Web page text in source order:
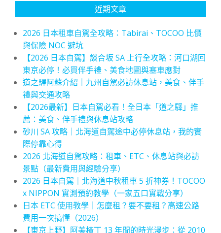
近期文章
2026 日本租車自駕全攻略：Tabirai、TOCOO 比價
與保險 NOC 避坑
【2026 日本自駕】談合坂 SA 上行全攻略：河口湖回
東京必停！必買伴手禮、美食地圖與塞車應對
道之驛阿蘇介紹｜九州自駕必訪休息站，美食、伴手
禮與交通攻略
【2026最新】日本自駕必看！全日本「道之驛」推
薦：美食、伴手禮與休息站攻略
砂川 SA 攻略｜北海道自駕途中必停休息站，我的實
際停靠心得
2026 北海道自駕攻略：租車、ETC、休息站與必訪
景點（最新費用與經驗分享）
2026 日本自駕｜北海道中秋租車 5 折神券！TOCOO
x NIPPON 實測預約教學（一家五口實戰分享）
日本 ETC 使用教學｜怎麼租？要不要租？高速公路
費用一次搞懂（2026）
【東京上野】阿美橫丁 13 年間的時光漫步：從 2010